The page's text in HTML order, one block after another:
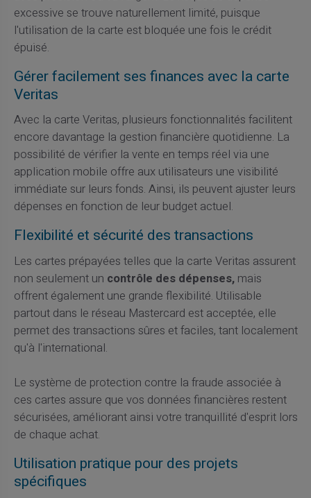
excessive se trouve naturellement limité, puisque
l'utilisation de la carte est bloquée une fois le crédit
épuisé.
Gérer facilement ses finances avec la carte
Veritas
Avec la carte Veritas, plusieurs fonctionnalités facilitent
encore davantage la gestion financière quotidienne. La
possibilité de vérifier la vente en temps réel via une
application mobile offre aux utilisateurs une visibilité
immédiate sur leurs fonds. Ainsi, ils peuvent ajuster leurs
dépenses en fonction de leur budget actuel.
Flexibilité et sécurité des transactions
Les cartes prépayées telles que la carte Veritas assurent
non seulement un contrôle des dépenses,mais
offrent également une grande flexibilité. Utilisable
partout dans le réseau Mastercard est acceptée, elle
permet des transactions sûres et faciles, tant localement
qu'à l'international.
Le système de protection contre la fraude associée à
ces cartes assure que vos données financières restent
sécurisées, améliorant ainsi votre tranquillité d'esprit lors
de chaque achat.
Utilisation pratique pour des projets
spécifiques